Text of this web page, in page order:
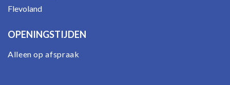
Flevoland
OPENINGSTIJDEN
Alleen op afspraak